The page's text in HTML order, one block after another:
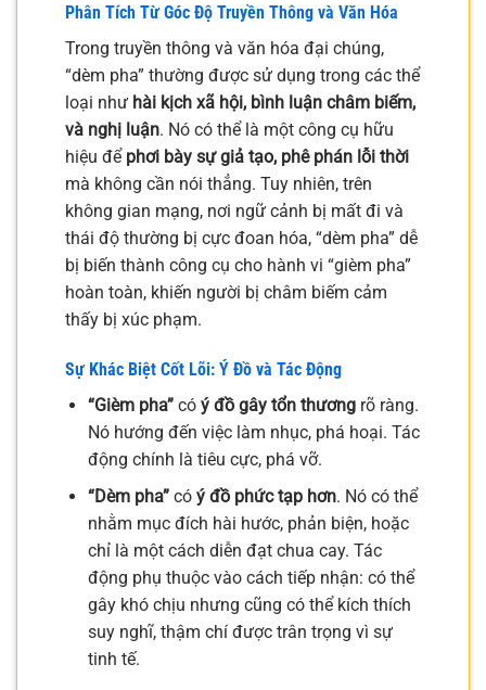
Phân Tích Từ Góc Độ Truyền Thông và Văn Hóa
Trong truyền thông và văn hóa đại chúng,
“dèm pha” thường được sử dụng trong các thể
loại như hài kịch xã hội, bình luận châm biếm,
và nghị luận. Nó có thể là một công cụ hữu
hiệu để phơi bày sự giả tạo, phê phán lỗi thời
mà không cần nói thẳng. Tuy nhiên, trên
không gian mạng, nơi ngữ cảnh bị mất đi và
thái độ thường bị cực đoan hóa, “dèm pha” dễ
bị biến thành công cụ cho hành vi “gièm pha”
hoàn toàn, khiến người bị châm biếm cảm
thấy bị xúc phạm.
Sự Khác Biệt Cốt Lõi: Ý Đồ và Tác Động
“Gièm pha”có ý đồ gây tổn thươngrõ ràng.
Nó hướng đến việc làm nhục, phá hoại. Tác
động chính là tiêu cực, phá vỡ.
“Dèm pha”có ý đồ phức tạp hơn. Nó có thể
nhằm mục đích hài hước, phản biện, hoặc
chỉ là một cách diễn đạt chua cay. Tác
động phụ thuộc vào cách tiếp nhận: có thể
gây khó chịu nhưng cũng có thể kích thích
suy nghĩ, thậm chí được trân trọng vì sự
tinh tế.